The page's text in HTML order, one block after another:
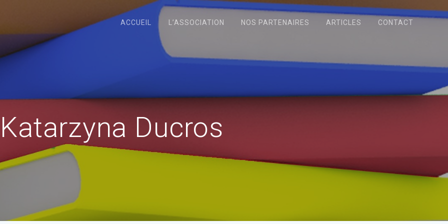
ACCUEIL L’ASSOCIATION NOS PARTENAIRES ARTICLES CONTACT
Katarzyna Ducros